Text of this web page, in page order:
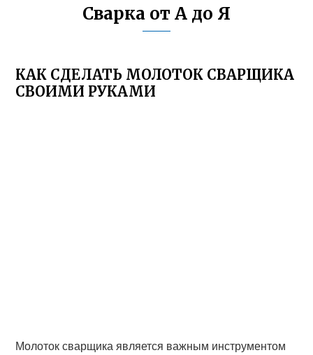
Сварка от А до Я
КАК СДЕЛАТЬ МОЛОТОК СВАРЩИКА
СВОИМИ РУКАМИ
Молоток сварщика является важным инструментом